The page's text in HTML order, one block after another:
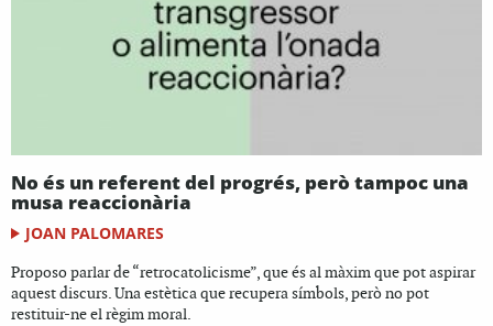
No és un referent del progrés, però tampoc una
musa reaccionària
JOAN PALOMARES
Proposo parlar de “retrocatolicisme”, que és al màxim que pot aspirar
aquest discurs. Una estètica que recupera símbols, però no pot
restituir-ne el règim moral.